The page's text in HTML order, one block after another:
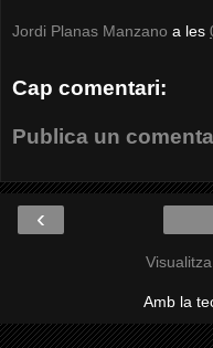
Jordi Planas Manzano a les
Cap comentari:
Publica un
‹
Amb la